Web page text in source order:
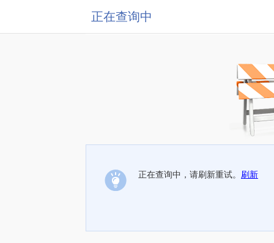
正在查询中
正在查询中，请刷新重试。 刷新